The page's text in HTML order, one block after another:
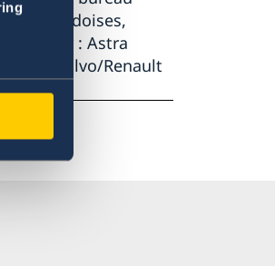
suédoises,
citer : Astra
Volvo/Renault